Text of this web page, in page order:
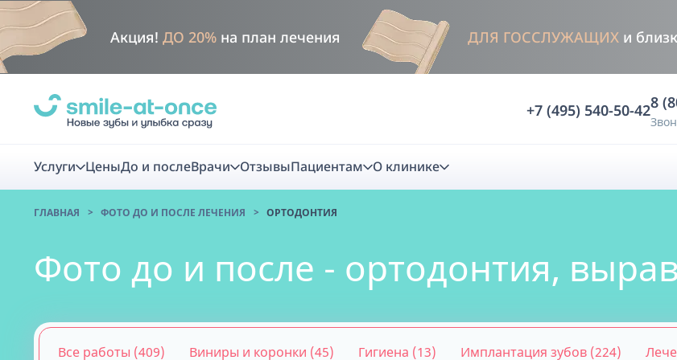
Акция!ДО 20% на план лечения ДЛЯ ГОССЛУЖАЩИХ и
+7 (495) 540-50-428
Услуги ЦеныДо и послеВрачи ОтзывыПациентам О клинике
Цифровая диагностика
скидка
Smile VR - анализ клинической копии
Анализ жевательной
Occlusence
Диагностика прикуса в
ГЛАВНАЯ ФОТО ДО И ПОСЛЕ ЛЕЧЕНИЯ ОРТОДОНТИЯ
Фото до и после - ортодонтия,
Все работы (409) Виниры и коронки (45) Гигиена (13) Имплантация зубов (224)